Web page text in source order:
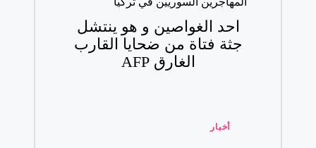
احد الغواصين و هو ينتشل
جثة فتاة من ضحايا القارب
الغارق AFP
نُشرأخبار